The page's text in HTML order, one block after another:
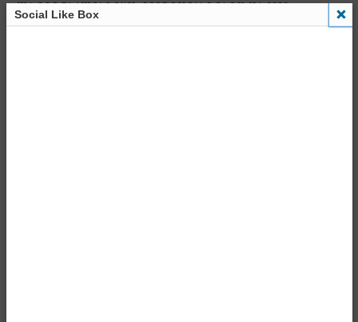
ლარზე ნაკლები იყო. ჩვენ მოვახერხეთ და 2020
წლისთვის ეკონომიკა გავზარდეთ დაახლოებით 50
Social Like Box